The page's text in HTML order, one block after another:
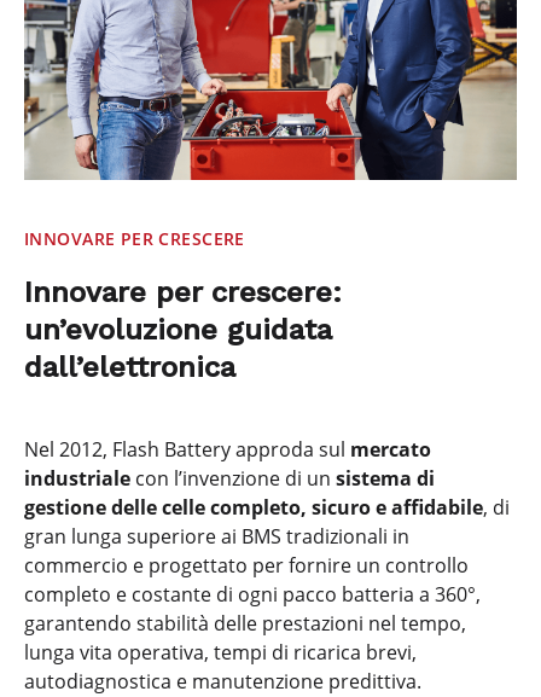
INNOVARE PER CRESCERE
Innovare per crescere:
un’evoluzione guidata
dall’elettronica
Nel 2012, Flash Battery approda sul mercato
industriale con l’invenzione di un sistema di
gestione delle celle completo, sicuro e affidabile, di
gran lunga superiore ai BMS tradizionali in
commercio e progettato per fornire un controllo
completo e costante di ogni pacco batteria a 360°,
garantendo stabilità delle prestazioni nel tempo,
lunga vita operativa, tempi di ricarica brevi,
autodiagnostica e manutenzione predittiva.